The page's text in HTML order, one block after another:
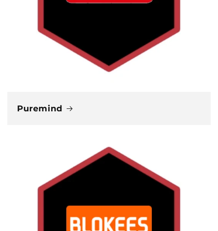
Puremind